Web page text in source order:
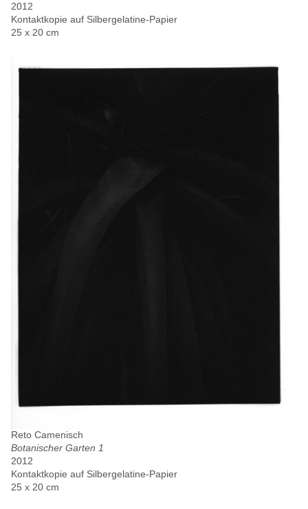
2012
Kontaktkopie auf Silbergelatine-Papier
25 x 20 cm
Reto Camenisch
Botanischer Garten 1
2012
Kontaktkopie auf Silbergelatine-Papier
25 x 20 cm